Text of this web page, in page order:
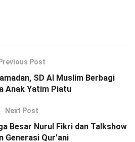
Previous Post
SD Al Muslim Berbagi
Anak Yatim Piatu
Next Post
Besar Nurul Fikri dan Talkshow
Generasi Qur’ani